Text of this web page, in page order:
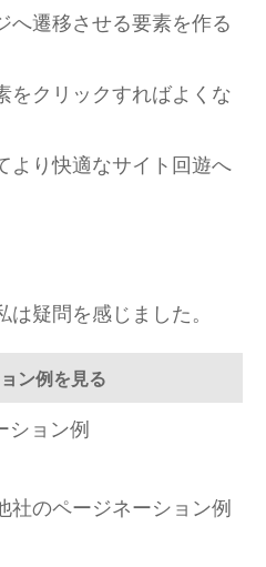
へ遷移させる要素を作る
をクリックすればよくな
より快適なサイト回遊へ
疑問を感じました。
ン例を見る
社のページネーション例